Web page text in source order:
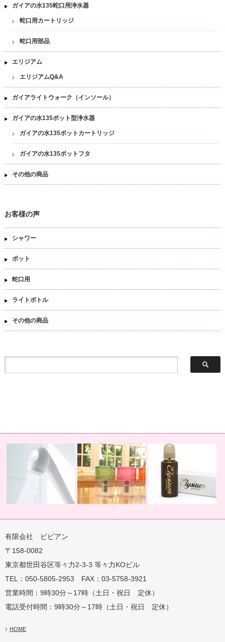
ガイアの水135蛇口用浄水器
蛇口用カートリッジ
蛇口用部品
エリジアム
エリジアムQ&A
ガイアライトウォーク（インソール）
ガイアの水135ポット型浄水器
ガイアの水135ポットカートリッジ
ガイアの水135ポットフタ
その他の商品
お客様の声
シャワー
ポット
蛇口用
ライトボトル
その他の商品
用地球の恵みを シャワー
有限会社 ビビアン
〒158-0082
東京都世田谷区等々力2-3-3 等々力KOビル
TEL：050-5805-2953 FAX：03-5758-3921
営業時間：9時30分～17時（土日・祝日 定休）
電話受付時間：9時30分～17時（土日・祝日 定休）
HOME